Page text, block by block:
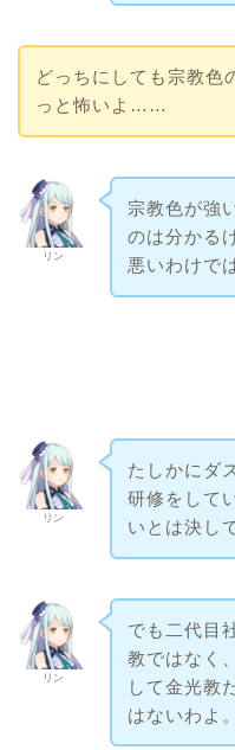
どっちにしても宗教色
っと怖いよ……
リン
宗教色が強
のは分かる
悪いわけで
リン
たしかにダ
研修をして
いとは決し
リン
でも二代目
教ではなく
して金光教
はないわよ。